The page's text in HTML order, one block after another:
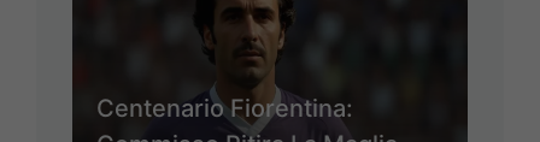
Centenario Fiorentina: